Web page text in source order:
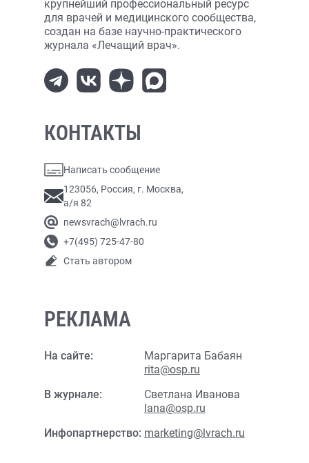
крупнейший профессиональный ресурс
для врачей и медицинского сообщества,
создан на базе научно-практического
журнала «Лечащий врач».
КОНТАКТЫ
Написать сообщение
123056, Россия, г. Москва,
а/я 82
newsvrach@lvrach.ru
+7(495) 725-47-80
Стать автором
РЕКЛАМА
На сайте:
Маргарита Бабаян
rita@osp.ru
В журнале:
Светлана Иванова
lana@osp.ru
Инфопартнерство: marketing@lvrach.ru